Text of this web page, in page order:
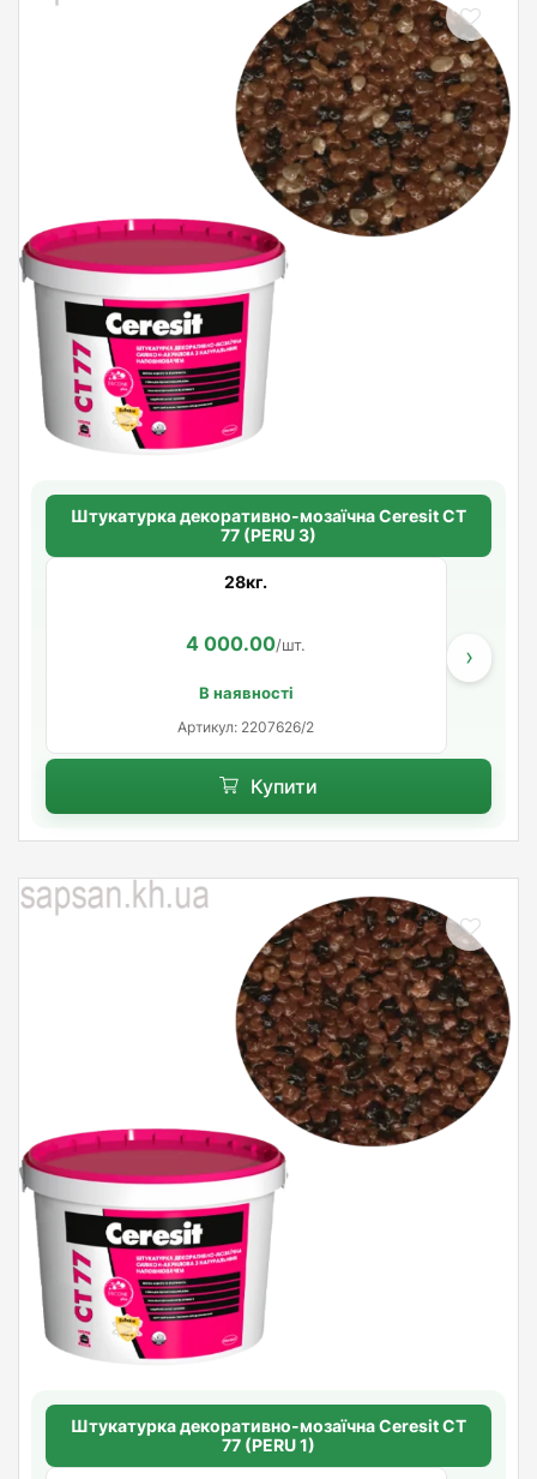
Штукатурка декоративно-мозаїчна Ceresit CT
77 (PERU 3)
28кг.
4 000.00/шт.
В наявності
Артикул: 2207626/2
›
Купити
Штукатурка декоративно-мозаїчна Ceresit CT
77 (PERU 1)